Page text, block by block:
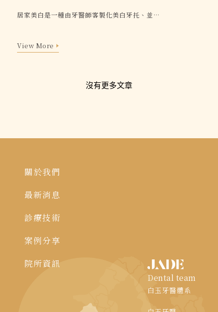
居家美白是一種由牙醫師客製化美白牙托、並於家中自行塗抹藥劑的輕度牙齒美白療程。透過專業印模製作的專屬美白牙托，搭配安全性高的居家用美白凝膠，在每日短時間配戴下，能逐步淡化牙齒色素，使牙齒恢復自然亮白光澤。此療程過程溫和、安全且可自行掌握節奏，特別適合希望以舒適步調維持亮白效果的族群。
View More
沒有更多文章
關於我們
最新消息
診療技術
案例分享
院所資訊
Dental team
白玉牙醫體系